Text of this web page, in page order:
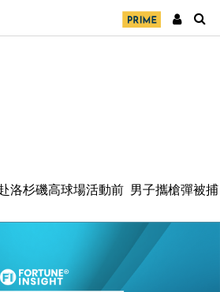
洛杉磯高球場活動前 男子攜槍彈被捕
PMI回落至51 企業擴張放慢兼縮減人
籌逾360億美元 支援Anthropic租用